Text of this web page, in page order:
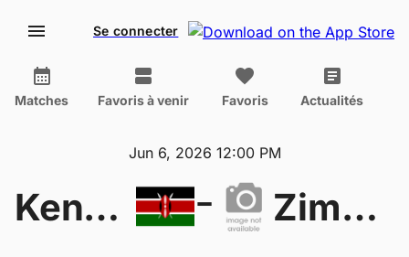
Se connecter
Matches Favoris à venir Favoris Actualités
Jun 6, 2026 12:00 PM
Kenya W - Zimbabwe W